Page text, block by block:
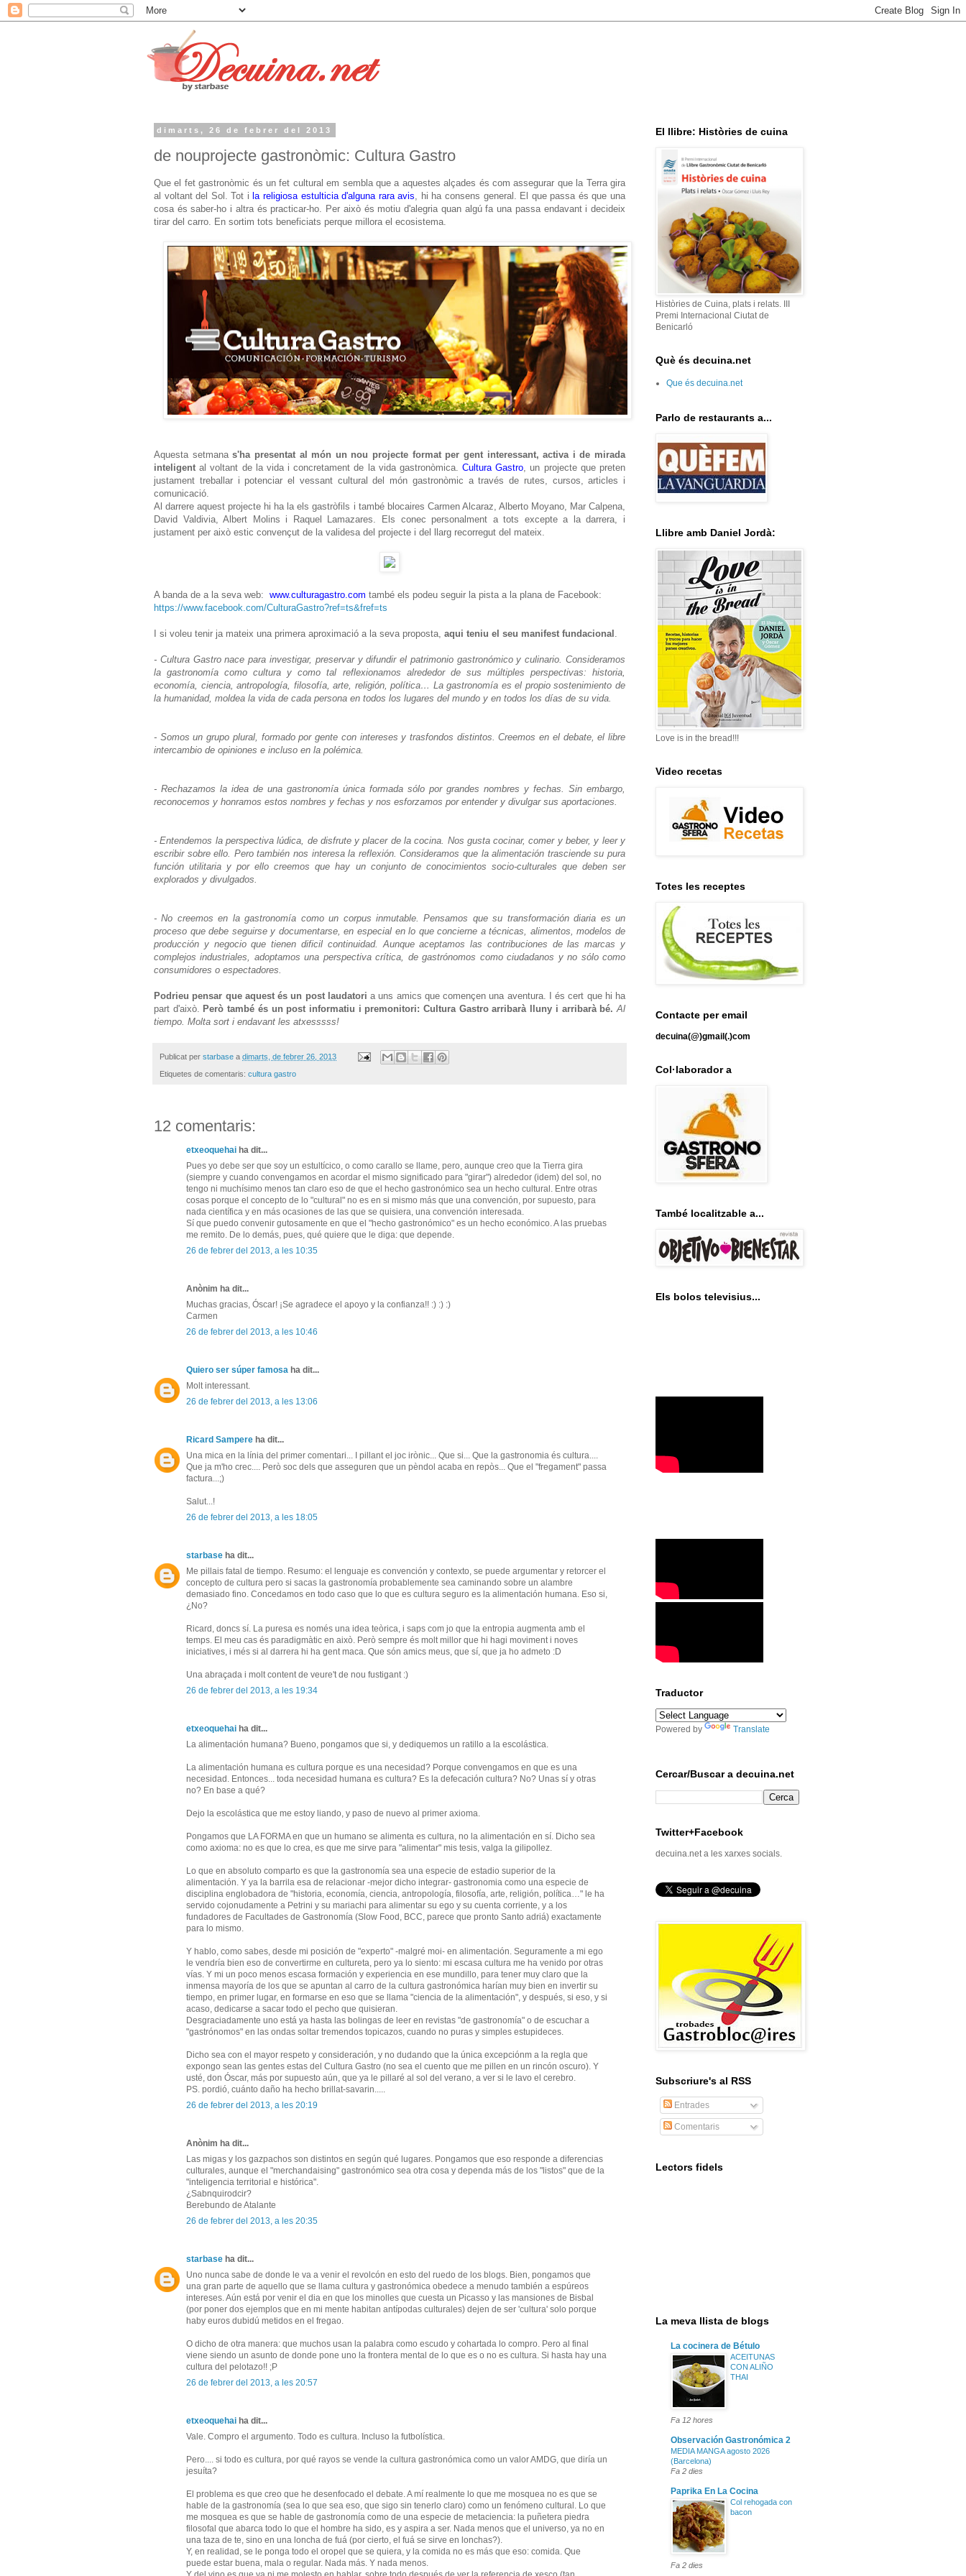
dimarts, 26 de febrer del 2013
de nouprojecte gastronòmic: Cultura Gastro
Que el fet gastronòmic és un fet cultural em sembla que a aquestes alçades és com assegurar que la Terra gira
al voltant del Sol. Tot i la religiosa estulticia d'alguna rara avis , hi ha consens general. El que passa és que una
cosa és saber-ho i altra és practicar-ho. Per això és motiu d'alegria quan algú fa una passa endavant i decideix
tirar del carro. En sortim tots beneficiats perque millora el ecosistema.
Aquesta setmanas'ha presentat al món un nou projecte format per gent interessant, activa i de mirada
inteligent al voltant de la vida i concretament de la vida gastronòmica.Cultura Gastro , un projecte que preten
justament treballar i potenciar el vessant cultural del món gastronòmic a través de rutes, cursos, articles i
comunicació.
Al darrere aquest projecte hi ha la els gastròfils i també blocaires Carmen Alcaraz, Alberto Moyano, Mar Calpena,
David Valdivia, Albert Molins i Raquel Lamazares. Els conec personalment a tots excepte a la darrera, i
justament per això estic convençut de la validesa del projecte i del llarg recorregut del mateix.
A banda de a la seva web: www.culturagastro.com també els podeu seguir la pista a la plana de Facebook:
https://www.facebook.com/CulturaGastro?ref=ts&fref=ts
I si voleu tenir ja mateix una primera aproximació a la seva proposta, aqui teniu el seu manifest fundacional
- Cultura Gastro nace para investigar, preservar y difundir el patrimonio gastronómico y culinario. Consideramos
la gastronomía como cultura y como tal reflexionamos alrededor de sus múltiples perspectivas: historia,
economía, ciencia, antropología, filosofía, arte, religión, política… La gastronomía es el propio sostenimiento de
la humanidad, moldea la vida de cada persona en todos los lugares del mundo y en todos los días de su vida.
- Somos un grupo plural, formado por gente con intereses y trasfondos distintos. Creemos en el debate, el libre
intercambio de opiniones e incluso en la polémica.
- Rechazamos la idea de una gastronomía única formada sólo por grandes nombres y fechas. Sin embargo,
reconocemos y honramos estos nombres y fechas y nos esforzamos por entender y divulgar sus aportaciones.
- Entendemos la perspectiva lúdica, de disfrute y placer de la cocina. Nos gusta cocinar, comer y beber, y leer y
escribir sobre ello. Pero también nos interesa la reflexión. Consideramos que la alimentación trasciende su pura
función utilitaria y por ello creemos que hay un conjunto de conocimientos socio-culturales que deben ser
explorados y divulgados.
- No creemos en la gastronomía como un corpus inmutable. Pensamos que su transformación diaria es un
proceso que debe seguirse y documentarse, en especial en lo que concierne a técnicas, alimentos, modelos de
producción y negocio que tienen dificil continuidad. Aunque aceptamos las contribuciones de las marcas y
complejos industriales, adoptamos una perspectiva crítica, de gastrónomos como ciudadanos y no sólo como
consumidores o espectadores.
Podrieu pensar que aquest és un post laudatori a uns amics que començen una aventura. I és cert que hi ha
part d'això. Però també és un post informatiu i premonitori: Cultura Gastro arribarà lluny i arribarà bé. Al
tiempo. Molta sort i endavant les atxesssss!
Publicat per starbase a dimarts, de febrer 26, 2013
Etiquetes de comentaris: cultura gastro
12 comentaris:
etxeoquehai ha dit...
Pues yo debe ser que soy un estultícico, o como carallo se llame, pero, aunque creo que la Tierra gira
(siempre y cuando convengamos en acordar el mismo significado para "girar") alrededor (idem) del sol, no
tengo ni muchísimo menos tan claro eso de que el hecho gastronómico sea un hecho cultural. Entre otras
cosas porque el concepto de lo "cultural" no es en si mismo más que una convención, por supuesto, para
nada científica y en más ocasiones de las que se quisiera, una convención interesada.
Sí que puedo convenir gutosamente en que el "hecho gastronómico" es un hecho económico. A las pruebas
me remito. De lo demás, pues, qué quiere que le diga: que depende.
26 de febrer del 2013, a les 10:35
Anònim ha dit...
Muchas gracias, Óscar! ¡Se agradece el apoyo y la confianza!! :) :) :)
Carmen
26 de febrer del 2013, a les 10:46
Quiero ser súper famosa ha dit...
Molt interessant.
26 de febrer del 2013, a les 13:06
Ricard Sampere ha dit...
Una mica en la línia del primer comentari... I pillant el joc irònic... Que si... Que la gastronomia és cultura....
Que ja m'ho crec.... Però soc dels que asseguren que un pèndol acaba en repòs... Que el "fregament" passa
factura...;)
Salut...!
26 de febrer del 2013, a les 18:05
starbase ha dit...
Me pillais fatal de tiempo. Resumo: el lenguaje es convención y contexto, se puede argumentar y retorcer el
concepto de cultura pero si sacas la gastronomía probablemente sea caminando sobre un alambre
demasiado fino. Concedamos en todo caso que lo que es cultura seguro es la alimentación humana. Eso si,
¿No?
Ricard, doncs sí. La puresa es només una idea teòrica, i saps com jo que la entropia augmenta amb el
temps. El meu cas és paradigmàtic en això. Però sempre és molt millor que hi hagi moviment i noves
iniciatives, i més si al darrera hi ha gent maca. Que són amics meus, que sí, que ja ho admeto :D
Una abraçada i molt content de veure't de nou fustigant :)
26 de febrer del 2013, a les 19:34
etxeoquehai ha dit...
La alimentación humana? Bueno, pongamos que si, y dediquemos un ratillo a la escolástica.
La alimentación humana es cultura porque es una necesidad? Porque convengamos en que es una
necesidad. Entonces... toda necesidad humana es cultura? Es la defecación cultura? No? Unas sí y otras
no? En base a qué?
Dejo la escolástica que me estoy liando, y paso de nuevo al primer axioma.
Pongamos que LA FORMA en que un humano se alimenta es cultura, no la alimentación en sí. Dicho sea
como axioma: no es que lo crea, es que me sirve para "alimentar" mis tesis, valga la gilipollez.
Lo que en absoluto comparto es que la gastronomía sea una especie de estadio superior de la
alimentación. Y ya la barrila esa de relacionar -mejor dicho integrar- gastronomia como una especie de
disciplina englobadora de "historia, economía, ciencia, antropología, filosofía, arte, religión, política…" le ha
servido cojonudamente a Petrini y su mariachi para alimentar su ego y su cuenta corriente, y a los
fundadores de Facultades de Gastronomía (Slow Food, BCC, parece que pronto Santo adriá) exactamente
para lo mismo.
Y hablo, como sabes, desde mi posición de "experto" -malgré moi- en alimentación. Seguramente a mi ego
le vendría bien eso de convertirme en cultureta, pero ya lo siento: mi escasa cultura me ha venido por otras
vías. Y mi un poco menos escasa formación y experiencia en ese mundillo, para tener muy claro que la
inmensa mayoría de los que se apuntan al carro de la cultura gastronómica harían muy bien en invertir su
tiempo, en primer lugar, en formarse en eso que se llama "ciencia de la alimentación", y después, si eso, y si
acaso, dedicarse a sacar todo el pecho que quisieran.
Desgraciadamente uno está ya hasta las bolingas de leer en revistas "de gastronomía" o de escuchar a
"gastrónomos" en las ondas soltar tremendos topicazos, cuando no puras y simples estupideces.
Dicho sea con el mayor respeto y consideración, y no dudando que la única excepciónm a la regla que
expongo sean las gentes estas del Cultura Gastro (no sea el cuento que me pillen en un rincón oscuro). Y
usté, don Óscar, más por supuesto aún, que ya le pillaré al sol del verano, a ver si le lavo el cerebro.
PS. pordió, cuánto daño ha hecho brillat-savarin.....
26 de febrer del 2013, a les 20:19
Anònim ha dit...
Las migas y los gazpachos son distintos en según qué lugares. Pongamos que eso responde a diferencias
culturales, aunque el "merchandaising" gastronómico sea otra cosa y dependa más de los "listos" que de la
"inteligencia territorial e histórica".
¿Sabnquirodcir?
Berebundo de Atalante
26 de febrer del 2013, a les 20:35
starbase ha dit...
Uno nunca sabe de donde le va a venir el revolcón en esto del ruedo de los blogs. Bien, pongamos que
una gran parte de aquello que se llama cultura y gastronómica obedece a menudo también a espúreos
intereses. Aún está por venir el dia en que los minolles que cuesta un Picasso y las mansiones de Bisbal
(por poner dos ejemplos que en mi mente habitan antípodas culturales) dejen de ser 'cultura' solo porque
haby euros dubidú metidos en el fregao.
O dicho de otra manera: que muchos usan la palabra como escudo y cohartada lo compro. Pero al final
viene siendo un asunto de donde pone uno la frontera mental de lo que es o no es cultura. Si hasta hay una
cultura del pelotazo!! ;P
26 de febrer del 2013, a les 20:57
etxeoquehai ha dit...
Vale. Compro el argumento. Todo es cultura. Incluso la futbolística.
Pero.... si todo es cultura, por qué rayos se vende la cultura gastronómica como un valor AMDG, que diría un
jesuíta?
El problema es que creo que he desenfocado el debate. A mí realmente lo que me mosquea no es que se
hable de la gastronomía (sea lo que sea eso, que sigo sin tenerlo claro) como un fenómeno cultural. Lo que
me mosquea es que se hable de gastronomía como de una especie de metaciencia: la puñetera piedra
filosofal que abarca todo lo que el hombre ha sido, es y aspira a ser. Nada menos que el universo, ya no en
una taza de te, sino en una loncha de fuá (por cierto, el fuá se sirve en lonchas?).
Y, en realidad, se le ponga todo el oropel que se quiera, y la comida no es más que eso: comida. Que
puede estar buena, mala o regular. Nada más. Y nada menos.
El llibre: Històries de cuina
Històries de Cuina, plats i relats. III
Premi Internacional Ciutat de
Benicarló
Què és decuina.net
Que és decuina.net
Parlo de restaurants a...
Llibre amb Daniel Jordà:
Love is in the bread!!!
Video recetas
Totes les receptes
Contacte per email
decuina(@)gmail(.)com
Col·laborador a
També localitzable a...
Els bolos televisius...
Traductor
Powered by Translate
Cercar/Buscar a decuina.net
Twitter+Facebook
decuina.net a les xarxes socials.
Subscriure's al RSS
Entrades
Comentaris
Lectors fidels
La meva llista de blogs
La cocinera de Bétulo
ACEITUNAS
CON ALIÑO
THAI
Fa 12 hores
Observación Gastronómica 2
MEDIA MANGA agosto 2026
(Barcelona)
Fa 2 dies
Paprika En La Cocina
Col rehogada con
bacon
Fa 2 dies